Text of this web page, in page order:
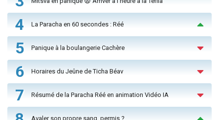
4 La Paracha en 60 secondes : Réé
5 Panique à la boulangerie Cachère
6 Horaires du Jeûne de Ticha Béav
7 Résumé de la Paracha Réé en animation Vidéo IA
Avaler son propre sang, permis ?